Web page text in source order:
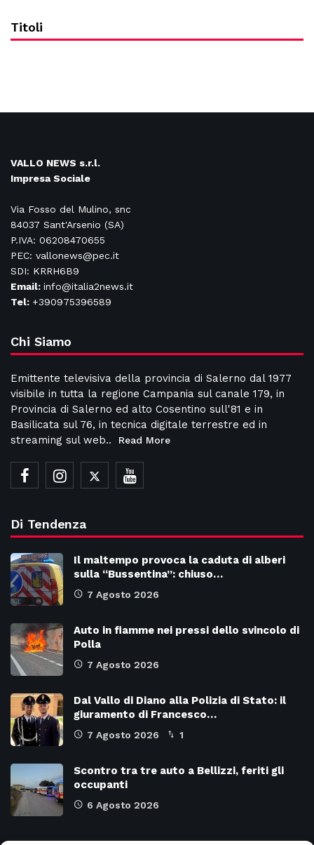
Titoli
VALLO NEWS s.r.l.
Impresa Sociale
Via Fosso del Mulino, snc
84037 Sant'Arsenio (SA)
P.IVA: 06208470655
PEC: vallonews@pec.it
SDI: KRRH6B9
Email: info@italia2news.it
Tel: +390975396589
Chi Siamo
Emittente televisiva della provincia di Salerno dal 1977
visibile in tutta la regione Campania sul canale 179, in
Provincia di Salerno ed alto Cosentino sull'81 e in
Basilicata sul 76, in tecnica digitale terrestre ed in
streaming sul web..
Read More
Di Tendenza
Il maltempo provoca la caduta di alberi
sulla “Bussentina”: chiuso…
7 Agosto 2026
Auto in fiamme nei pressi dello svincolo di
Polla
7 Agosto 2026
Dal Vallo di Diano alla Polizia di Stato: il
giuramento di Francesco…
7 Agosto 2026 1
Scontro tra tre auto a Bellizzi, feriti gli
occupanti
6 Agosto 2026